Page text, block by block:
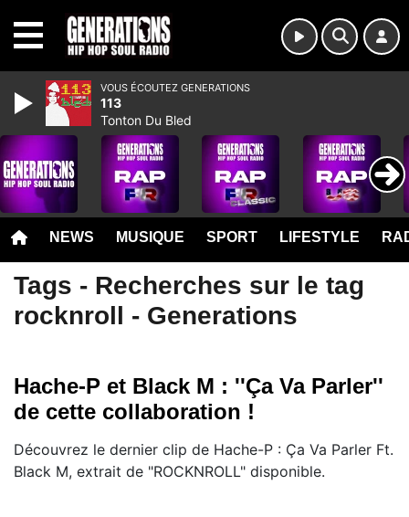
NEWS MUSIQUE SPORT LIFESTYLE
Tags - Recherches sur le tag
rocknroll - Generations
Hache-P et Black M : ''Ça Va Parler''
de cette collaboration !
Découvrez le dernier clip de Hache-P : Ça Va Parler Ft.
Black M, extrait de "ROCKNROLL" disponible.
VOUS ÉCOUTEZ GENERATIONS
113
Tonton Du Bled